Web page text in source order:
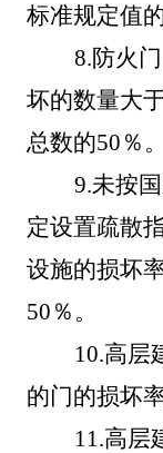
标准规定值
8.防火
坏的数量大
总数的50％。
9.未按
定设置疏散
设施的损坏
50％。
10.高层
的门的损坏
11 .高层